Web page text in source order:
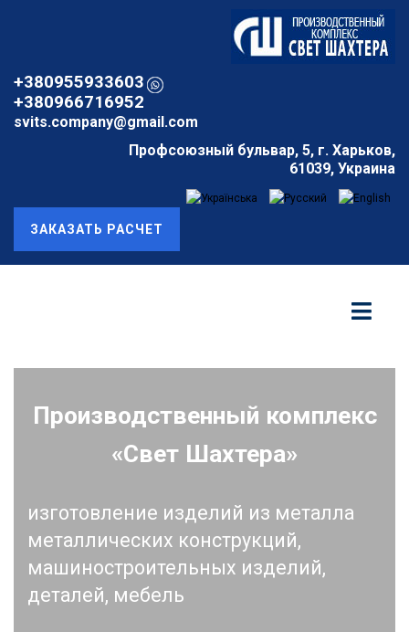
+380955933603
+380966716952
svits.company@gmail.com
Профсоюзный бульвар, 5, г. Харьков,
61039, Украина
ЗАКАЗАТЬ РАСЧЕТ
Производственный комплекс
«Свет Шахтера»
изготовление изделий из металла
металлических конструкций,
машиностроительных изделий,
деталей, мебель